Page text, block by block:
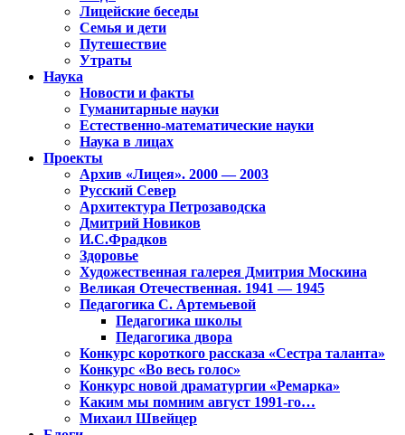
Лицейские беседы
Семья и дети
Путешествие
Утраты
Наука
Новости и факты
Гуманитарные науки
Естественно-математические науки
Наука в лицах
Проекты
Архив «Лицея». 2000 — 2003
Русский Север
Архитектура Петрозаводска
Дмитрий Новиков
И.С.Фрадков
Здоровье
Художественная галерея Дмитрия Москина
Великая Отечественная. 1941 — 1945
Педагогика С. Артемьевой
Педагогика школы
Педагогика двора
Конкурс короткого рассказа «Сестра таланта»
Конкурс «Во весь голос»
Конкурс новой драматургии «Ремарка»
Каким мы помним август 1991-го…
Михаил Швейцер